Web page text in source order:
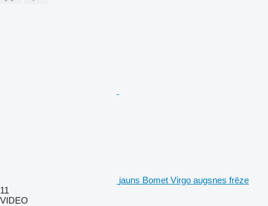
jauns Bomet Virgo augsnes frēze
11
VIDEO